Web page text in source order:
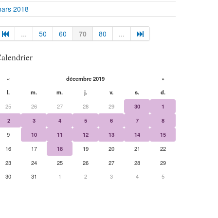
2018
... 50 60 70 80 ...
« décembre 2019
»
l.
m. m. j. v. s.
d.
25
26 27 28 29 30
1
2
3 4 5 6 7
8
9
10 11 12 13 14
15
16
17 18 19 20 21
22
23
24 25 26 27 28
29
30
31 1 2 3 4 5